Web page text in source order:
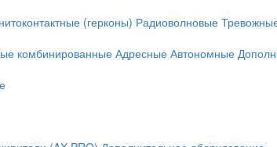
(герконы) Радиоволновые
комбинированные Адресные Автономные